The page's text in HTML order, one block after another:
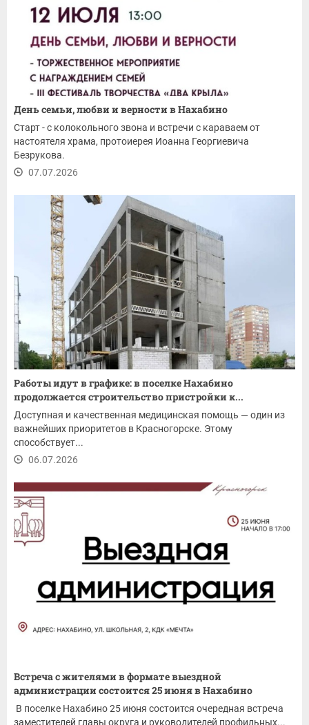
День семьи, любви и верности в Нахабино
Старт - с колокольного звона и встречи с караваем от
настоятеля храма, протоиерея Иоанна Георгиевича
Безрукова.
07.07.2026
Работы идут в графике: в поселке Нахабино
продолжается строительство пристройки к...
Доступная и качественная медицинская помощь — один из
важнейших приоритетов в Красногорске. Этому
способствует...
06.07.2026
Встреча с жителями в формате выездной
администрации состоится 25 июня в Нахабино
В поселке Нахабино 25 июня состоится очередная встреча
заместителей главы округа и руководителей профильных...